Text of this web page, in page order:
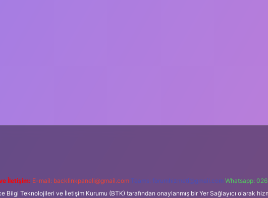
İletişim: E-mail: backlinkpaneli@gmail.com Teams: forumhizmeti@gmail.com Whatsapp:
Bilgi Teknolojileri ve İletişim Kurumu (BTK) tarafından onaylanmış bir Yer Sağlayıcı olarak